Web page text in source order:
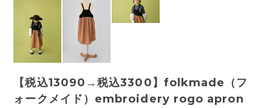
【税込13090→税込3300】folkmade（フ
ォークメイド）embroidery rogo apron